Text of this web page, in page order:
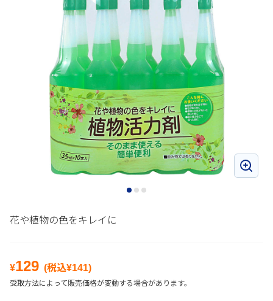
花や植物の色をキレイに
¥129 (税込¥141)
受取方法によって販売価格が変動する場合があります。